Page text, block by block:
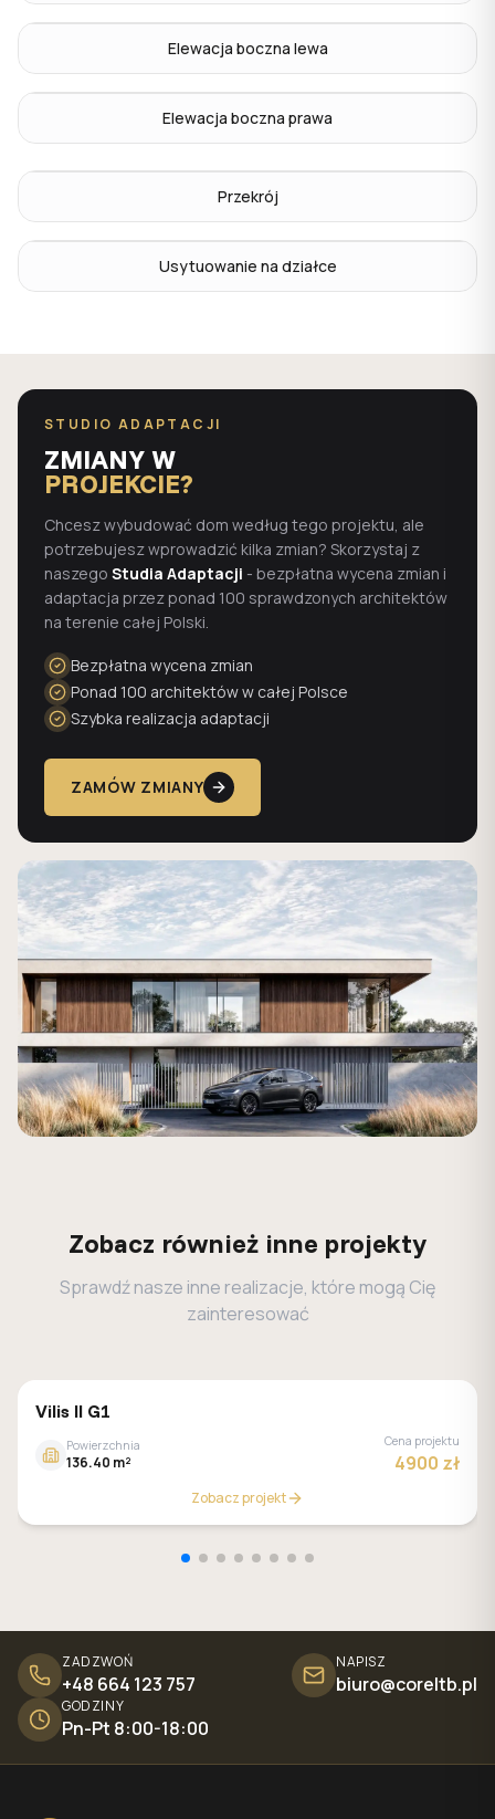
Elewacja boczna lewa
Elewacja boczna prawa
Przekrój
Usytuowanie na działce
STUDIO ADAPTACJI
ZMIANY W
PROJEKCIE?
Chcesz wybudować dom według tego projektu, ale
potrzebujesz wprowadzić kilka zmian? Skorzystaj z
naszego Studia Adaptacji - bezpłatna wycena zmian i
adaptacja przez ponad 100 sprawdzonych architektów
na terenie całej Polski.
Bezpłatna wycena zmian
Ponad 100 architektów w całej Polsce
Szybka realizacja adaptacji
ZAMÓW ZMIANY
Zobacz również inne projekty
Sprawdź nasze inne realizacje, które mogą Cię
zainteresować
MALACHIT
Vilis II G1
Powierzchnia
136.40 m²
Cena projektu
4900 zł
Zobacz projekt
ZADZWOŃ
+48 664 123 757
NAPISZ
biuro@coreltb.pl
GODZINY
Pn-Pt 8:00-18:00